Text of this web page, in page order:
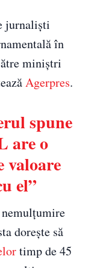
jurnalişti
în
miniştri
Agerpres.
spune
are o
valoare
el”
doreşte să
timp de 45